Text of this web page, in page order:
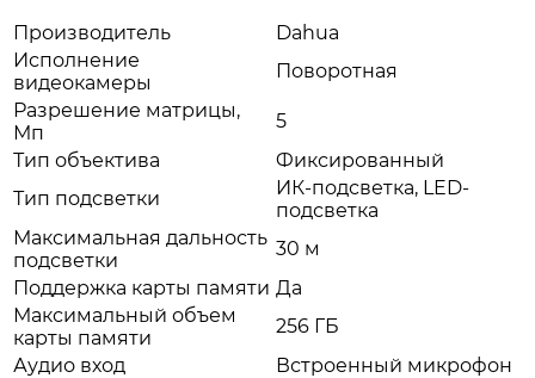
Производитель
Dahua
Исполнение
видеокамеры
Поворотная
Разрешение матрицы,
Мп
5
Тип объектива
Фиксированный
Тип подсветки
ИК-подсветка, LED-
подсветка
Максимальная дальность
подсветки
30 м
Поддержка карты памяти Да
Максимальный объем
карты памяти
256 ГБ
Аудио вход
Встроенный микрофон